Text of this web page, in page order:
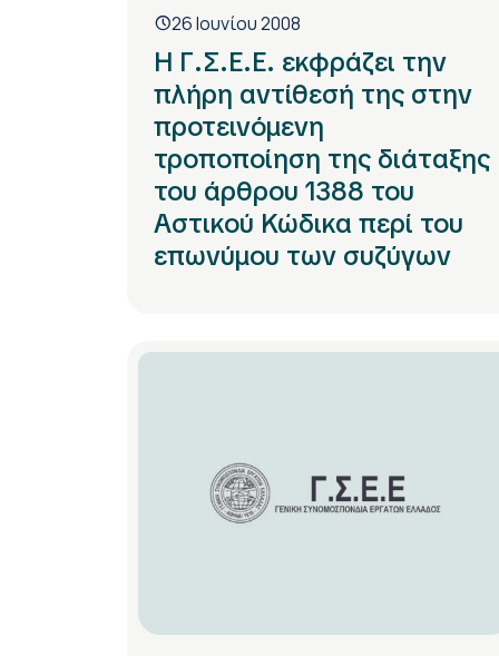
26 Ιουνίου 2008
Η Γ.Σ.Ε.Ε. εκφράζει την
πλήρη αντίθεσή της στην
προτεινόμενη
τροποποίηση της διάταξης
του άρθρου 1388 του
Αστικού Κώδικα περί του
επωνύμου των συζύγων